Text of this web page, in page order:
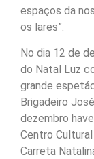
espaços da
os lares”.
No dia 12 de
do Natal Luz
grande
Brigadeiro
dezembro
Centro
Carreta